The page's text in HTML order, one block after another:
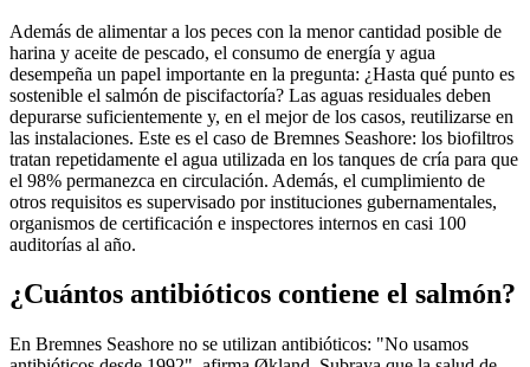
Además de alimentar a los peces con la menor cantidad posible de
harina y aceite de pescado, el consumo de energía y agua
desempeña un papel importante en la pregunta: ¿Hasta qué punto es
sostenible el salmón de piscifactoría? Las aguas residuales deben
depurarse suficientemente y, en el mejor de los casos, reutilizarse en
las instalaciones. Este es el caso de Bremnes Seashore: los biofiltros
tratan repetidamente el agua utilizada en los tanques de cría para que
el 98% permanezca en circulación. Además, el cumplimiento de
otros requisitos es supervisado por instituciones gubernamentales,
organismos de certificación e inspectores internos en casi 100
auditorías al año.
¿Cuántos antibióticos contiene el salmón?
En Bremnes Seashore no se utilizan antibióticos: "No usamos